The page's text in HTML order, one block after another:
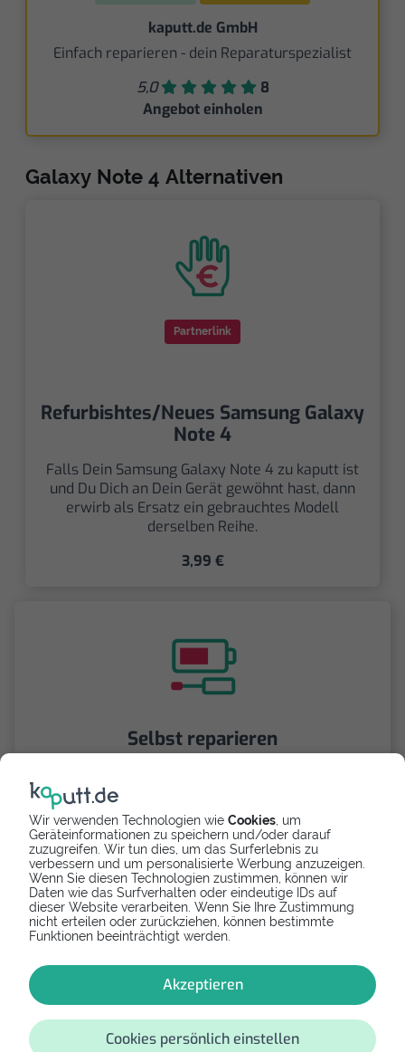
Wir verwenden Technologien wie Cookies , um
Geräteinformationen zu speichern und/oder darauf
zuzugreifen. Wir tun dies, um das Surferlebnis zu
verbessern und um personalisierte Werbung anzuzeigen.
Wenn Sie diesen Technologien zustimmen, können wir
Daten wie das Surfverhalten oder eindeutige IDs auf
dieser Website verarbeiten. Wenn Sie Ihre Zustimmung
nicht erteilen oder zurückziehen, können bestimmte
Funktionen beeinträchtigt werden.
Akzeptieren
Cookies persönlich einstellen
kaputt.de GmbH
Einfach reparieren - dein Reparaturspezialist
5,0
8
Angebot einholen
Galaxy Note 4 Alternativen
Partnerlink
Refurbishtes/Neues Samsung Galaxy
Note 4
Falls Dein Samsung Galaxy Note 4 zu kaputt ist
und Du Dich an Dein Gerät gewöhnt hast, dann
erwirb als Ersatz ein gebrauchtes Modell
derselben Reihe.
3,99 €
Selbst reparieren
Videoanleitung selbst. Ersatzteile ab
Spenden
Spende Dein Gerät über
handysfuerdieumwelt.de
für einen guten Zweck.